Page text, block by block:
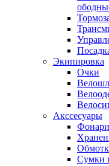
Экипировка
Очки
Акссесуары
Фонари
Сумки